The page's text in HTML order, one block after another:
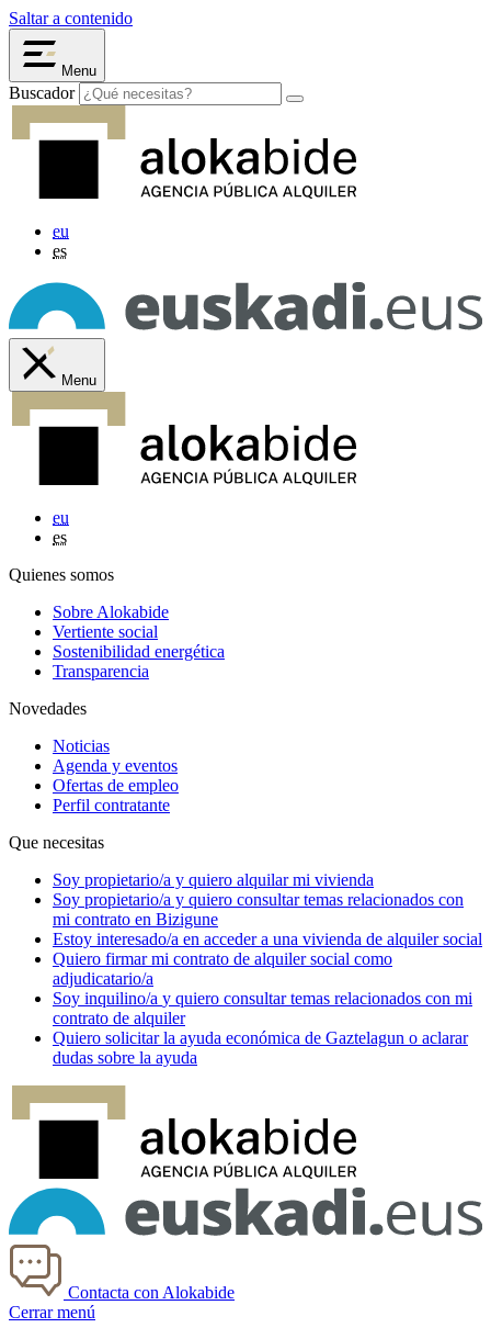
Saltar a contenido
Menu
Buscador
eu
es
Menu
eu
es
Quienes somos
Sobre Alokabide
Vertiente social
Sostenibilidad energética
Transparencia
Novedades
Noticias
Agenda y eventos
Ofertas de empleo
Perfil contratante
Que necesitas
Soy propietario/a y quiero alquilar mi vivienda
Soy propietario/a y quiero consultar temas relacionados con
mi contrato en Bizigune
Estoy interesado/a en acceder a una vivienda de alquiler social
Quiero firmar mi contrato de alquiler social como
adjudicatario/a
Soy inquilino/a y quiero consultar temas relacionados con mi
contrato de alquiler
Quiero solicitar la ayuda económica de Gaztelagun o aclarar
dudas sobre la ayuda
Contacta con Alokabide
Cerrar menú